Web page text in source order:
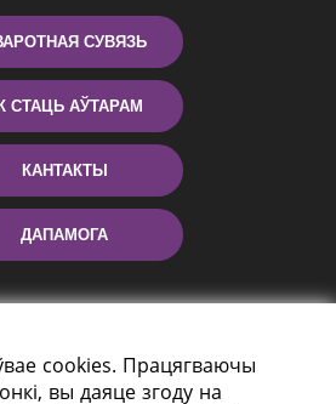
СУВЯЗЬ
СТАЦЬ АЎТАРАМ
КАНТАКТЫ
ДАПАМОГА
cookies. Працягваючы
вы даяце згоду на